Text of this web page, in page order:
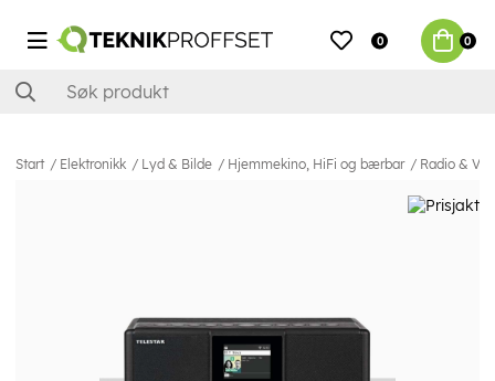
0 0
Start Elektronikk Lyd & Bilde Hjemmekino, HiFi og bærbar Radio &